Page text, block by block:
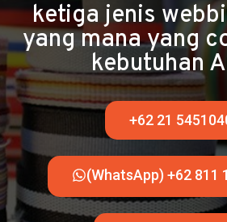
ketiga jenis
yang mana yang
kebutuhan
+62 21
(WhatsApp) +62 811